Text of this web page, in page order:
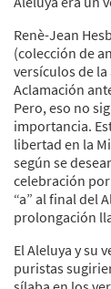
Renè-Jean
(colección de
versículos de
Aclamación
Pero, eso no
importancia.
libertad en la
según se
celebración
“a” al final del
prolongación
El Aleluya y su
puristas